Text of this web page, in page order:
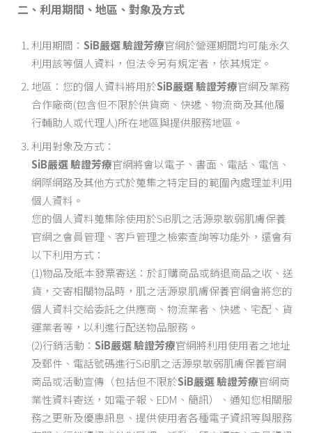
二、利用期間、地區、對象及方式
利用期間： SiB嚴選 驗證芳療官網於營運期間均可能永久
利用該等個人資料，但法令另有規定者，依其規定。
地區：您的個人資料將用於SiB嚴選 驗證芳療官網及業務
合作廠商(包含但不限於供貨商、快遞、物流商及其他履
行輔助人或代理人)所在地區與提供服務地區。
利用對象及方式：
SiB嚴選 驗證芳療官網將會以電子、書面、電話、電信、
網際網路及其他方式於蒐集之特定目的範圍內處理並利用
個人資料。
您的個人資料蒐集除使用於SiB肌之活源泉敏弱肌膚保養
官網之會員管理、客戶管理之檢索查詢等功能外，還會有
以下利用方式：
(1)物品及紙本發票寄送：於訂購商品或銷退商品之收、送
貨，交寄相關物品時，肌之活源泉肌膚保養官網會將您的
個人資料交給委託之供應商、物流業者、快遞、宅配、貨
運業者等，以利進行配送物品服務。
(2)行銷活動： SiB嚴選 驗證芳療官網將利用使用者之地址
及郵件、電話號碼進行SiB肌之活源泉敏弱肌膚保養官網
商品或活動宣傳（包括但不限於SiB嚴選 驗證芳療官網商
業性資料寄送，如電子報、EDM、簡訊）、通知您相關服
務之更新及優惠訊息、提供使用者各種電子資訊等與服務